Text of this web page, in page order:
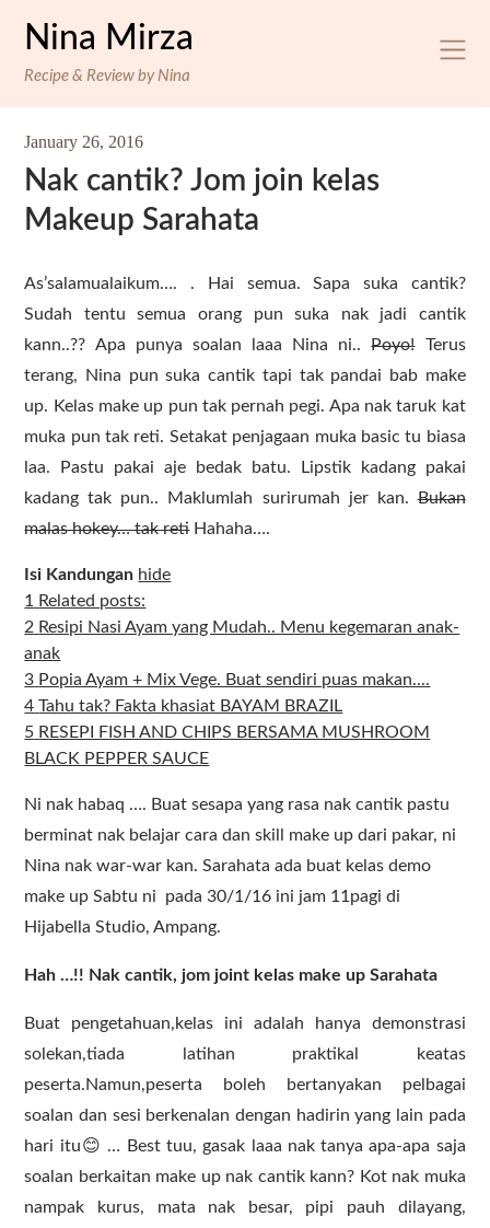
Nina Mirza
Recipe & Review by Nina
January 26, 2016
Nak cantik? Jom join kelas
Makeup Sarahata
As’salamualaikum…. . Hai semua. Sapa suka cantik?
Sudah tentu semua orang pun suka nak jadi cantik
kann..?? Apa punya soalan laaa Nina ni..Poyo!Terus
terang, Nina pun suka cantik tapi tak pandai bab make
up. Kelas make up pun tak pernah pegi. Apa nak taruk kat
muka pun tak reti. Setakat penjagaan muka basic tu biasa
laa. Pastu pakai aje bedak batu. Lipstik kadang pakai
kadang tak pun.. Maklumlah surirumah jer kan.Bukan
malas hokey… tak retiHahaha….
Isi Kandungan hide
1
Related posts:
2 Resipi Nasi Ayam yang Mudah.. Menu kegemaran anak-
anak
3 Popia Ayam + Mix Vege. Buat sendiri puas makan....
4 Tahu tak? Fakta khasiat BAYAM BRAZIL
5 RESEPI FISH AND CHIPS BERSAMA MUSHROOM
BLACK PEPPER SAUCE
Ni nak habaq …. Buat sesapa yang rasa nak cantik pastu
berminat nak belajar cara dan skill make up dari pakar, ni
Nina nak war-war kan. Sarahata ada buat kelas demo
make up Sabtu ni pada 30/1/16 ini jam 11pagi di
Hijabella Studio, Ampang.
Hah …!! Nak cantik, jom joint kelas make up Sarahata
Buat pengetahuan,kelas ini adalah hanya demonstrasi
solekan,tiada latihan praktikal keatas
peserta.Namun,peserta boleh bertanyakan pelbagai
soalan dan sesi berkenalan dengan hadirin yang lain pada
hari itu😊 … Best tuu, gasak laaa nak tanya apa-apa saja
soalan berkaitan make up nak cantik kann? Kot nak muka
nampak kurus, mata nak besar, pipi pauh dilayang,